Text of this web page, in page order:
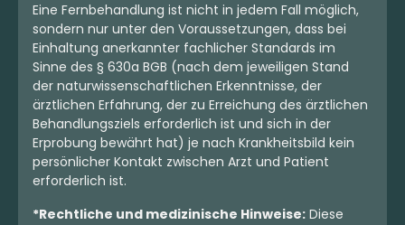
Eine Fernbehandlung ist nicht in jedem Fall möglich,
sondern nur unter den Voraussetzungen, dass bei
Einhaltung anerkannter fachlicher Standards im
Sinne des § 630a BGB (nach dem jeweiligen Stand
der naturwissenschaftlichen Erkenntnisse, der
ärztlichen Erfahrung, der zu Erreichung des ärztlichen
Behandlungsziels erforderlich ist und sich in der
Erprobung bewährt hat) je nach Krankheitsbild kein
persönlicher Kontakt zwischen Arzt und Patient
erforderlich ist.
*Rechtliche und medizinische Hinweise: Diese